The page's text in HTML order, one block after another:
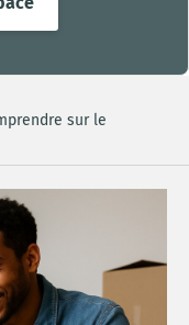
sur le